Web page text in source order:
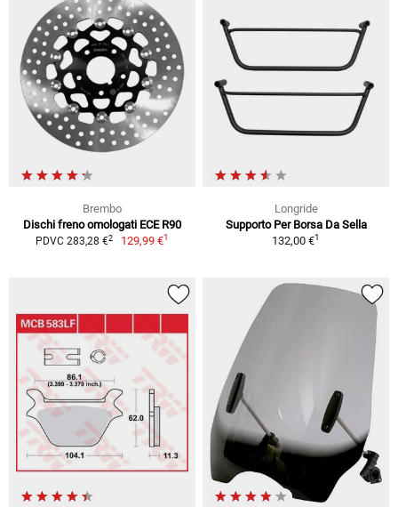
Brembo
Dischi freno omologati ECE R90
PDVC 283,28 €2 129,99 €1
Longride
Supporto Per Borsa Da Sella
132,00 €1